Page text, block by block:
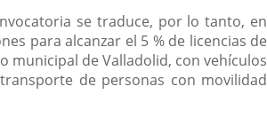
se traduce, por lo tanto, en
para alcanzar el 5 % de licencias de
municipal de Valladolid, con vehículos
de personas con movilidad